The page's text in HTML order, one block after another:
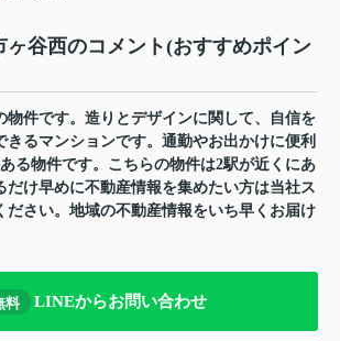
ヶ谷西のコメント(おすすめポイン
物件です。造りとデザインに関して、自信を
きるマンションです。通勤やお出かけに便利
る物件です。こちらの物件は2駅が近くにあ
だけ早めに不動産情報を集めたい方は当社ス
ださい。地域の不動産情報をいち早くお届け
料 LINEからお問い合わせ